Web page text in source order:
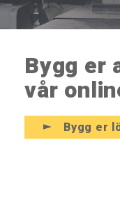
Bygg er
vår
Bygg er